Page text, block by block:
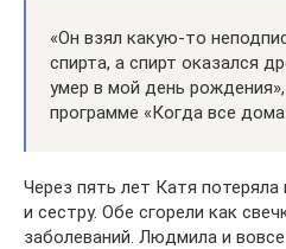
«Он взял какую-то
спирта, а спирт оказался
умер в мой день
программе «Когда все
Через пять лет Катя
и сестру. Обе сгорели как
заболеваний. Людмила и